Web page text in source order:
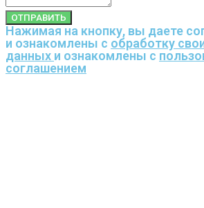
ОТПРАВИТЬ
Нажимая на кнопку, вы даете
и ознакомлены с обработку
данных и ознакомлены с
соглашением